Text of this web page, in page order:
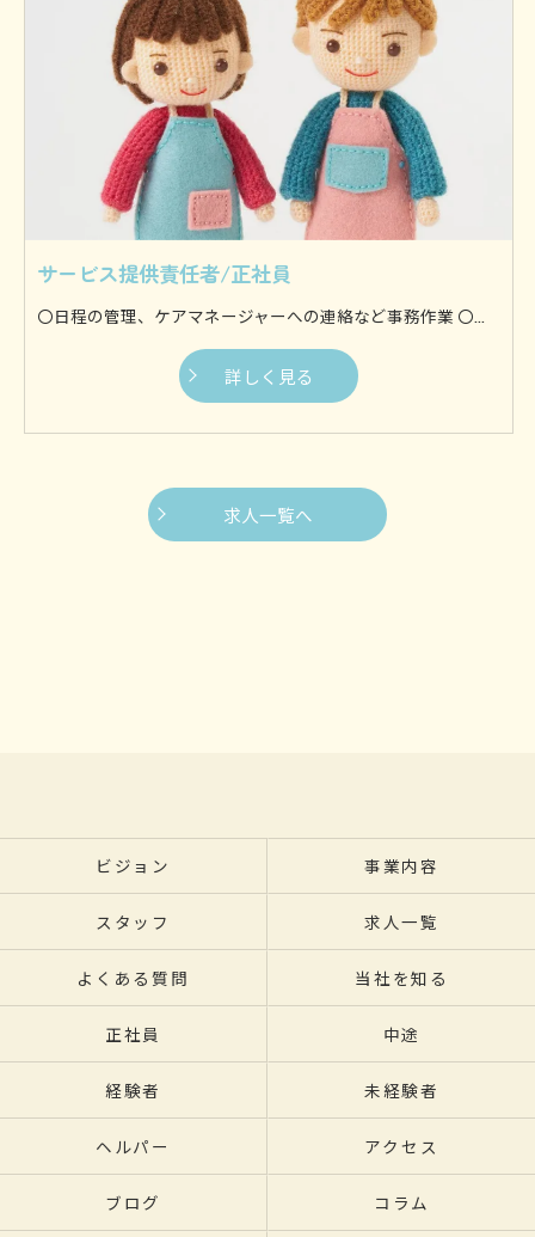
サービス提供責任者/正社員
詳しく見る
求人一覧へ
ビジョン 事業内容
スタッフ 求人一覧
よくある質問 当社を知る
正社員 中途
経験者 未経験者
ヘルパー アクセス
ブログ コラム